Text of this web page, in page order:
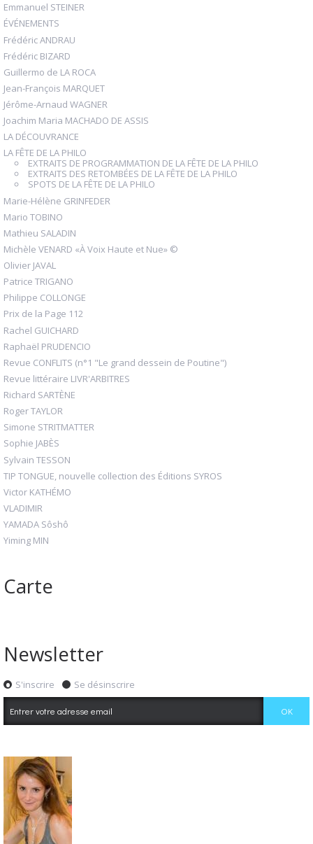
Emmanuel STEINER
ÉVÉNEMENTS
Frédéric ANDRAU
Frédéric BIZARD
Guillermo de LA ROCA
Jean-François MARQUET
Jérôme-Arnaud WAGNER
Joachim Maria MACHADO DE ASSIS
LA DÉCOUVRANCE
LA FÊTE DE LA PHILO
EXTRAITS DE PROGRAMMATION DE LA FÊTE DE LA PHILO
EXTRAITS DES RETOMBÉES DE LA FÊTE DE LA PHILO
SPOTS DE LA FÊTE DE LA PHILO
Marie-Hélène GRINFEDER
Mario TOBINO
Mathieu SALADIN
Michèle VENARD «À Voix Haute et Nue» ©
Olivier JAVAL
Patrice TRIGANO
Philippe COLLONGE
Prix de la Page 112
Rachel GUICHARD
Raphaël PRUDENCIO
Revue CONFLITS (n°1 "Le grand dessein de Poutine")
Revue littéraire LIVR'ARBITRES
Richard SARTÈNE
Roger TAYLOR
Simone STRITMATTER
Sophie JABÈS
Sylvain TESSON
TIP TONGUE, nouvelle collection des Éditions SYROS
Victor KATHÉMO
VLADIMIR
YAMADA Sôshô
Yiming MIN
Carte
Newsletter
S'inscrire Se désinscrire